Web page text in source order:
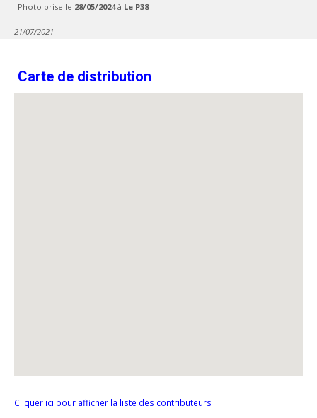
Photo prise le 28/05/2024à Le P38
21/07/2021
Carte de distribution
Cliquer ici pour afficher la liste des contributeurs